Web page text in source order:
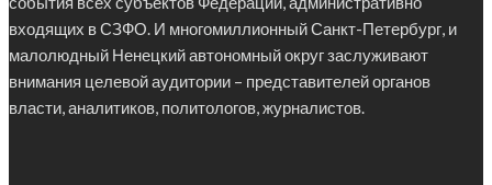
входящих в СЗФО. И многомиллионный Санкт-Петербург, и
малолюдный Ненецкий автономный округ заслуживают
внимания целевой аудитории – представителей органов
власти, аналитиков, политологов, журналистов.